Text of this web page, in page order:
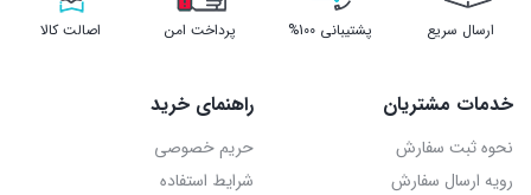
ارسال سریع پشتیبانی 100% پرداخت امن اصالت کالا
خدمات مشتریان
نحوه ثبت سفارش
رویه ارسال سفارش
راهنمای خرید
حریم خصوصی
شرایط استفاده